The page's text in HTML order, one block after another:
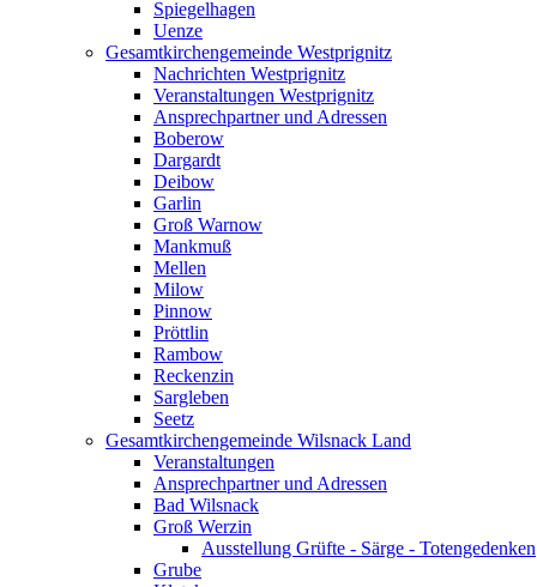
Spiegelhagen
Uenze
Gesamtkirchengemeinde Westprignitz
Nachrichten Westprignitz
Veranstaltungen Westprignitz
Ansprechpartner und Adressen
Boberow
Dargardt
Deibow
Garlin
Groß Warnow
Mankmuß
Mellen
Milow
Pinnow
Pröttlin
Rambow
Reckenzin
Sargleben
Seetz
Gesamtkirchengemeinde Wilsnack Land
Veranstaltungen
Ansprechpartner und Adressen
Bad Wilsnack
Groß Werzin
Ausstellung Grüfte - Särge - Totengedenken
Grube